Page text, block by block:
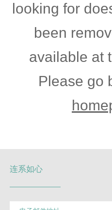
looking for
been
available at
Please go
连系如心